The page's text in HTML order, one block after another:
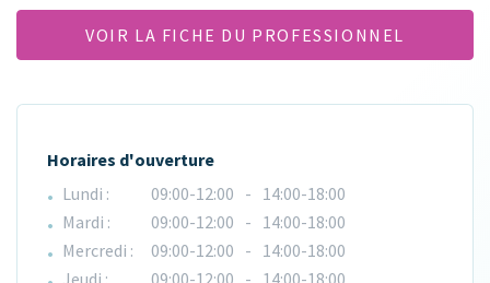
VOIR LA FICHE DU PROFESSIONNEL
Horaires d'ouverture
Lundi :
09:00-12:00 - 14:00-18:00
Mardi :
09:00-12:00 - 14:00-18:00
Mercredi :
09:00-12:00 - 14:00-18:00
Jeudi :
09:00-12:00 - 14:00-18:00